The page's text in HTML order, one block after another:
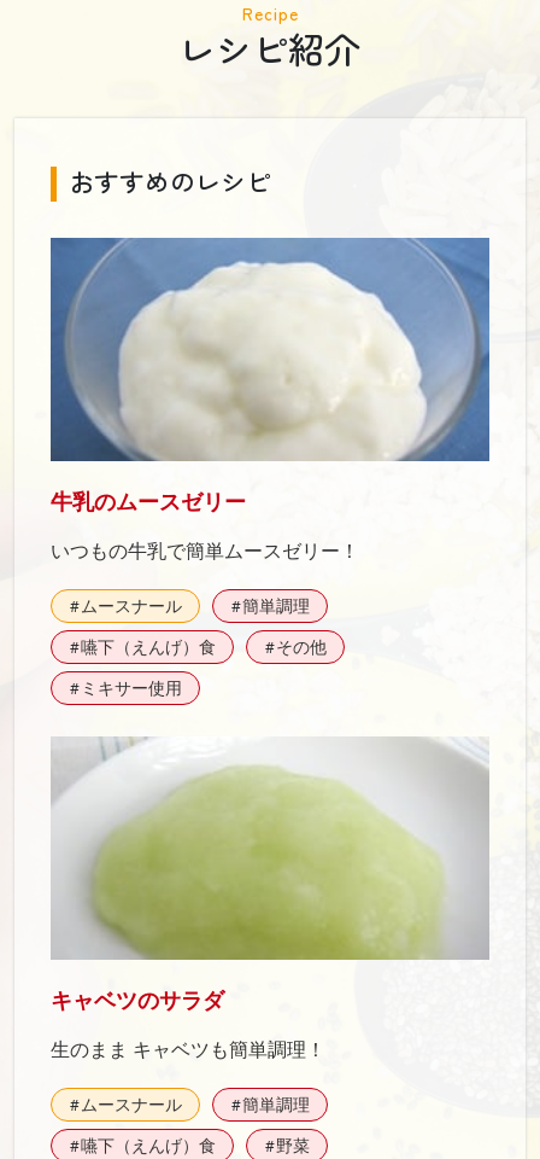
Recipe
レシピ紹介
おすすめのレシピ
牛乳のムースゼリー
いつもの牛乳で簡単ムースゼリー！
#ムースナール #簡単調理
#嚥下（えんげ）食 #その他
# ミキサー使用
キャベツのサラダ
生のまま キャベツも簡単調理！
#ムースナール #簡単調理
#嚥下（えんげ）食 #野菜